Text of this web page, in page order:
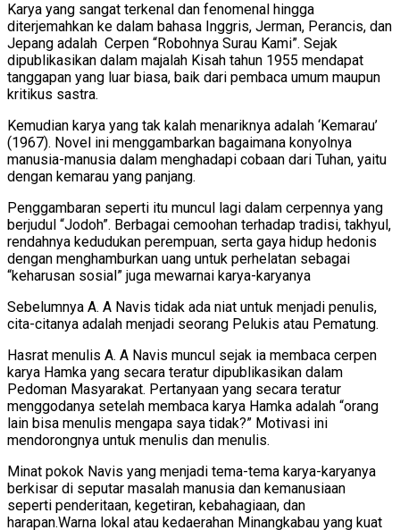
Karya yang sangat terkenal dan fenomenal hingga
diterjemahkan ke dalam bahasa Inggris, Jerman, Perancis, dan
Jepang adalah Cerpen “Robohnya Surau Kami”. Sejak
dipublikasikan dalam majalah Kisah tahun 1955 mendapat
tanggapan yang luar biasa, baik dari pembaca umum maupun
kritikus sastra.
Kemudian karya yang tak kalah menariknya adalah ‘Kemarau’
(1967). Novel ini menggambarkan bagaimana konyolnya
manusia-manusia dalam menghadapi cobaan dari Tuhan, yaitu
dengan kemarau yang panjang.
Penggambaran seperti itu muncul lagi dalam cerpennya yang
berjudul “Jodoh”. Berbagai cemoohan terhadap tradisi, takhyul,
rendahnya kedudukan perempuan, serta gaya hidup hedonis
dengan menghamburkan uang untuk perhelatan sebagai
“keharusan sosial” juga mewarnai karya-karyanya
Sebelumnya A. A Navis tidak ada niat untuk menjadi penulis,
cita-citanya adalah menjadi seorang Pelukis atau Pematung.
Hasrat menulis A. A Navis muncul sejak ia membaca cerpen
karya Hamka yang secara teratur dipublikasikan dalam
Pedoman Masyarakat. Pertanyaan yang secara teratur
menggodanya setelah membaca karya Hamka adalah “orang
lain bisa menulis mengapa saya tidak?” Motivasi ini
mendorongnya untuk menulis dan menulis.
Minat pokok Navis yang menjadi tema-tema karya-karyanya
berkisar di seputar masalah manusia dan kemanusiaan
seperti penderitaan, kegetiran, kebahagiaan, dan
harapan.Warna lokal atau kedaerahan Minangkabau yang kuat